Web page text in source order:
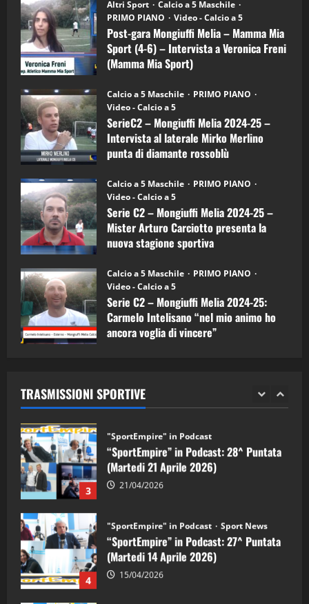
gara
Mongiuffi
Melia
–
Mamma
Mia
Sport
6)
–
Intervista
a
mister
Arturo
Carciotto
(Mongiuffi
Altri Sport
Calcio a 5 Maschile
PRIMO PIANO
Video - Calcio a 5
Post-gara Mongiuffi Melia – Mamma Mia
Sport (4-6) – Intervista a Veronica Freni
(Mamma Mia Sport)
Calcio a 5 Maschile
PRIMO PIANO
Video - Calcio a 5
SerieC2 – Mongiuffi Melia 2024-25 –
Intervista al laterale Mirko Merlino
punta di diamante rossoblù
Calcio a 5 Maschile
PRIMO PIANO
Video - Calcio a 5
Serie C2 – Mongiuffi Melia 2024-25 –
Mister Arturo Carciotto presenta la
nuova stagione sportiva
Calcio a 5 Maschile
PRIMO PIANO
Video - Calcio a 5
Serie C2 – Mongiuffi Melia 2024-25:
Carmelo Intelisano “nel mio animo ho
ancora voglia di vincere”
TRASMISSIONI SPORTIVE
3
(Martedi 21 Aprile 2026)
21/04/2026
4
“SportEmpire” in Podcast: 27^ Puntata
(Martedi 14 Aprile 2026)
15/04/2026
5
“SportEmpire” in Podcast: 26^ Puntata
(Martedi 07 Aprile 2026)
08/04/2026
1
“SportEmpire” in Podcast: 30^ Puntata
(Martedi 05 Maggio 2026)
08/05/2026
2 28/04/2026
3
"SportEmpire" in Podcast
“SportEmpire” in Podcast: 28^ Puntata
(Martedi 21 Aprile 2026)
21/04/2026
4
"SportEmpire" in Podcast Sport News
“SportEmpire” in Podcast: 27^ Puntata
(Martedi 14 Aprile 2026)
15/04/2026